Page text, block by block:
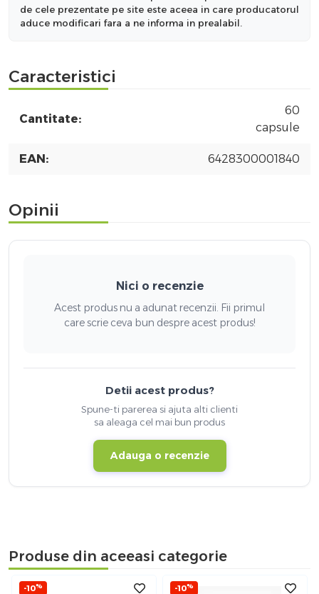
de cele prezentate pe site este aceea in care producatorul
aduce modificari fara a ne informa in prealabil.
Caracteristici
Cantitate:
60
capsule
EAN: 6428300001840
Opinii
Nici o recenzie
Acest produs nu a adunat recenzii. Fii primul
care scrie ceva bun despre acest produs!
Detii acest produs?
Spune-ti parerea si ajuta alti clienti
sa aleaga cel mai bun produs
Adauga o recenzie
Produse din aceeasi categorie
-10% -10%